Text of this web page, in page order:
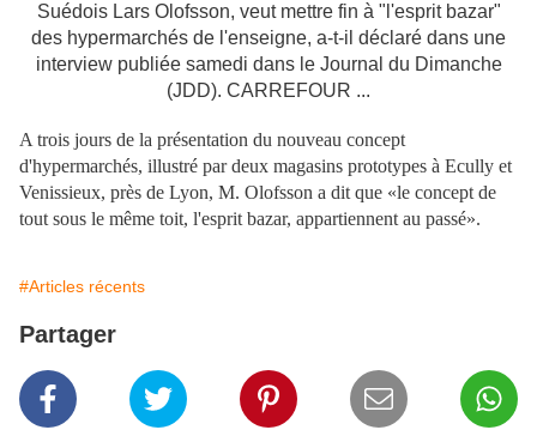
Suédois Lars Olofsson, veut mettre fin à "l'esprit bazar"
des hypermarchés de l'enseigne, a-t-il déclaré dans une
interview publiée samedi dans le Journal du Dimanche
(JDD). CARREFOUR ...
A trois jours de la présentation du nouveau concept
d'hypermarchés, illustré par deux magasins prototypes à Ecully et
Venissieux, près de Lyon, M. Olofsson a dit que «le concept de
tout sous le même toit, l'esprit bazar, appartiennent au passé».
#Articles récents
Partager